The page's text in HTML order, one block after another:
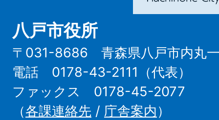
八戸市役所
〒031-8686 青森県八戸市内丸一
電話 0178-43-2111（代表）
ファックス 0178-45-2077
（各課連絡先 / 庁舎案内）